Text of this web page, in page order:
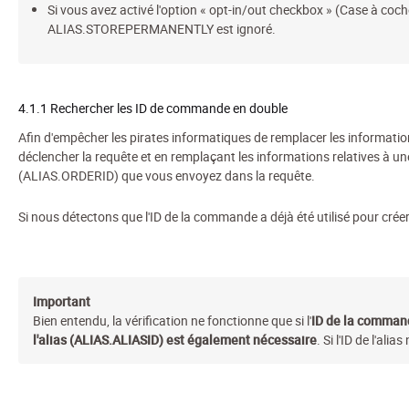
Si vous avez activé l'option « opt-in/out checkbox » (Case à
ALIAS.STOREPERMANENTLY est ignoré.
4.1.1 Rechercher les ID de commande en double
Afin d'empêcher les pirates informatiques de remplacer les
déclencher la requête et en remplaçant les informations relatives à
(ALIAS.ORDERID) que vous envoyez dans la requête.
Si nous détectons que l'ID de la commande a déjà été utilisé pour
Important
Bien entendu, la vérification ne fonctionne que si l'ID de la
l'alias (ALIAS.ALIASID) est également nécessaire. Si l'ID de